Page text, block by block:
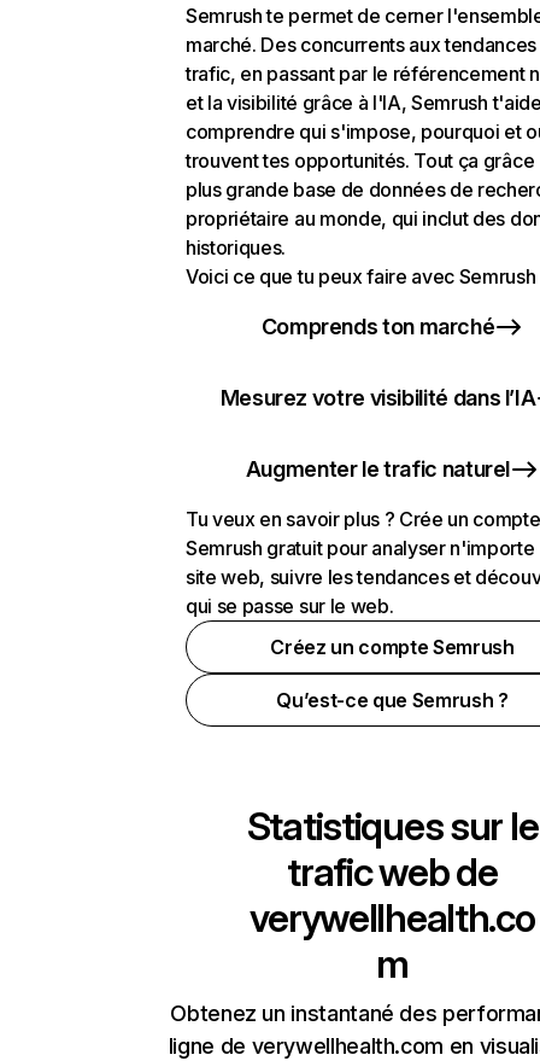
Semrush te permet de cerner
marché. Des concurrents aux
trafic, en passant par le référencement
et la visibilité grâce à l'IA, Semrush
comprendre qui s'impose, pourquoi et
trouvent tes opportunités. Tout ça grâce
plus grande base de données de
propriétaire au monde, qui inclut des
historiques.
Voici ce que tu peux faire avec Semrush
Comprends ton marché
Mesurez votre visibilité dans l’IA
Augmenter le trafic naturel
Tu veux en savoir plus ? Crée un compte
Semrush gratuit pour analyser n'importe
site web, suivre les tendances et
qui se passe sur le web.
Créez un compte Semrush
Qu’est-ce que Semrush ?
Statistiques sur le
trafic web de
verywellhealth.co
m
Obtenez un instantané des
ligne de verywellhealth.com en